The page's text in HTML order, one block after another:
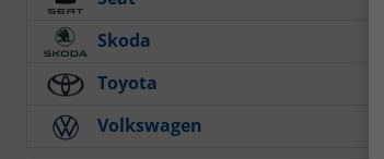
Skoda
Toyota
Volkswagen